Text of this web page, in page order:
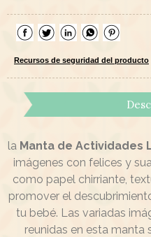
Recursos de seguridad del producto
laManta de Actividades
imágenes con felices y
como papel chirriante,
promover el
tu bebé. Las variadas
reunidas en esta manta